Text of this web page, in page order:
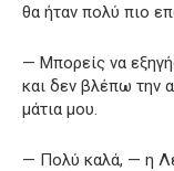
θα ήταν πολύ πιο
— Μπορείς να
και δεν βλέπω την
μάτια μου.
— Πολύ καλά, — η